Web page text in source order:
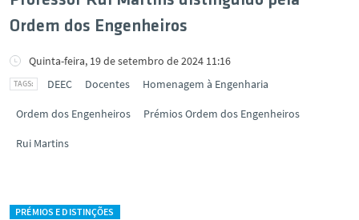
Ordem dos Engenheiros
Quinta-feira, 19 de setembro de 2024 11:16
DEEC
Docentes Homenagem à Engenharia
Ordem dos Engenheiros Prémios Ordem dos Engenheiros
Rui Martins
PRÉMIOS E DISTINÇÕES